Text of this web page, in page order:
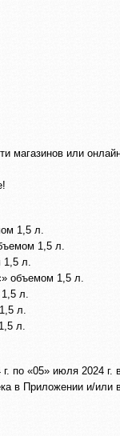
магазинов или
1,5 л.
1,5 л.
л.
объемом 1,5 л.
л.
л.
л.
по «05» июля 2024 г.
в Приложении и/или